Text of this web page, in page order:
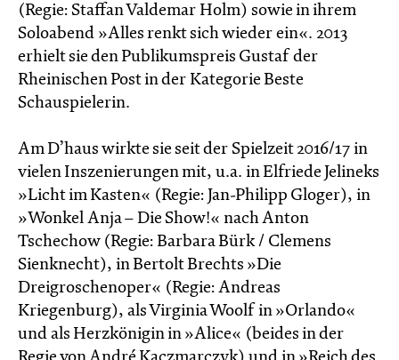
(Regie: Staffan Valdemar Holm) sowie in ihrem
Soloabend »Alles renkt sich wieder ein«. 2013
erhielt sie den Publikumspreis Gustaf der
Rheinischen Post in der Kategorie Beste
Schauspielerin.
Am D’haus wirkte sie seit der Spielzeit 2016/17 in
vielen Inszenierungen mit, u.a. in Elfriede Jelineks
»Licht im Kasten« (Regie: Jan-Philipp Gloger), in
»Wonkel Anja – Die Show!« nach Anton
Tschechow (Regie: Barbara Bürk / Clemens
Sienknecht), in Bertolt Brechts »Die
Dreigroschenoper« (Regie: Andreas
Kriegenburg), als Virginia Woolf in »Orlando«
und als Herzkönigin in »Alice« (beides in der